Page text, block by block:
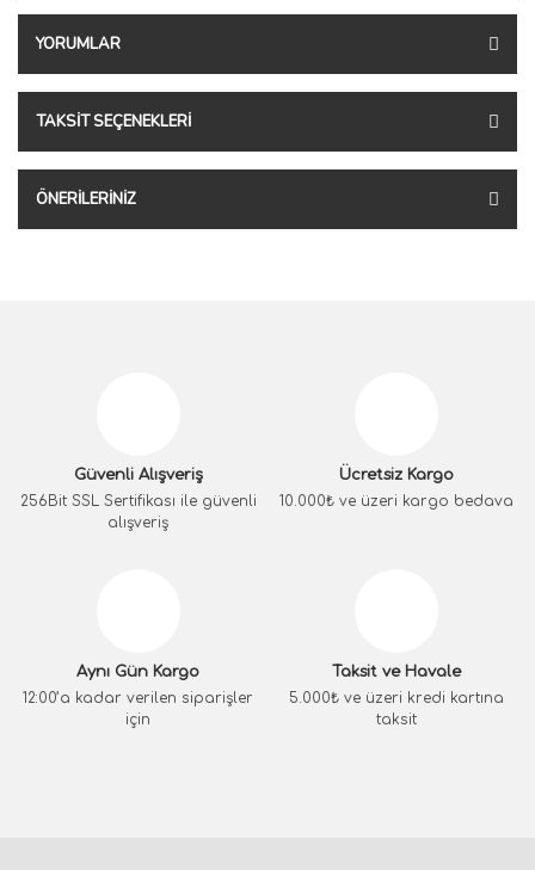
YORUMLAR
TAKSIT SEÇENEKLERI
ÖNERILERINIZ
Güvenli Alışveriş
256Bit SSL Sertifikası ile güvenli
alışveriş
Ücretsiz Kargo
10.000₺ ve üzeri kargo bedava
Aynı Gün Kargo
12:00’a kadar verilen siparişler
için
Taksit ve Havale
5.000₺ ve üzeri kredi kartına
taksit